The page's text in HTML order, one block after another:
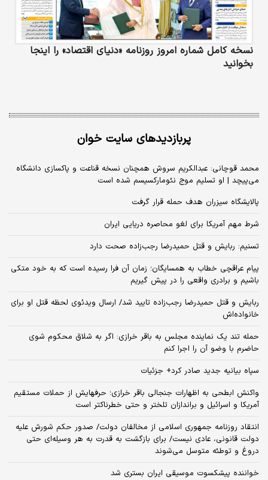
نسخه کامل شماره امروز روزنامه «دنیای‌ اقتصاد» را اینجا
بخوانید
پربازدیدهای سایت خوان
محمد قوچانی: عبدالکریم سروش همچنان نسخه قناعت و پاکسازی دانشگاه
می‌پیچد | او تسلیم موج نئومارکسیسم شده است
پالایشگاه سیزران هدف حمله قرار گرفت
شرط مهم آمریکا برای لغو محاصره دریایی ایران
تسنیم: ربایش و قتل حمیدرضا رجب‌زاده صحت دارد
پیام عراقچی خطاب به همسایگان؛ زمان آن فرا رسیده است که به خود متکی
باشیم و برادری واقعی را در پیش گیریم
ربایش و قتل حمیدرضا رجب‌زاده تایید شد/ ارسال ویدئوی لحظه قتل او برای
خانواده‌اش
حمله تند یک نماینده مجلس به باقر خرازی: اگر به شلاق محکوم شوی
حاضرم با وضو آن را اجرا کنم
سپاه بیانیه جدید صادر کرد+ جزئیات
واکنش ابطحی به اظهارات جنجالی باقر خرازی؛ حرفهایش از حملات مستقیم
آمریکا و اسرائیل و براندازان تلختر و حتی خطرناکتر است
انتقاد روزنامه جمهوری اسلامی از مخالفان دولت/ صدور حکم شورش علیه
دولت قانونی، عادی نیست/ برای بازگشت به قدرت به هر وسیله‌ای حتی
دروغ و توطئه متوسل می‌شوند
خواننده پیشکسوت موسیقی ایران بستری شد